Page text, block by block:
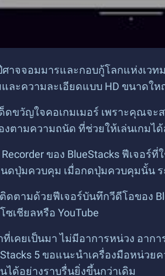
จจอมมารและกอบกู้โลกแห่งเวท
ละความละเอียดแบบ HD ขนาดใ
ดขวัญใจคอเกมเมอร์ เพราะคุณจ
ตามความถนัด ที่ช่วยให้เล่นเกมไ
ของ BlueStacks ฟีเจ
ดปุ่มควบคุม เมื่อกดปุ่มควบคุมนั้น
ามด้วยฟีเจอร์บันทึกวีดีโอของ
เชียลหรือ YouTube
เคยเป็นมา ไม่มีอาการหน่วง อา
5 ขอแนะนำเครื่องมือหน่
ด้อย่างราบรื่นยิ่งขึ้นกว่าเดิม